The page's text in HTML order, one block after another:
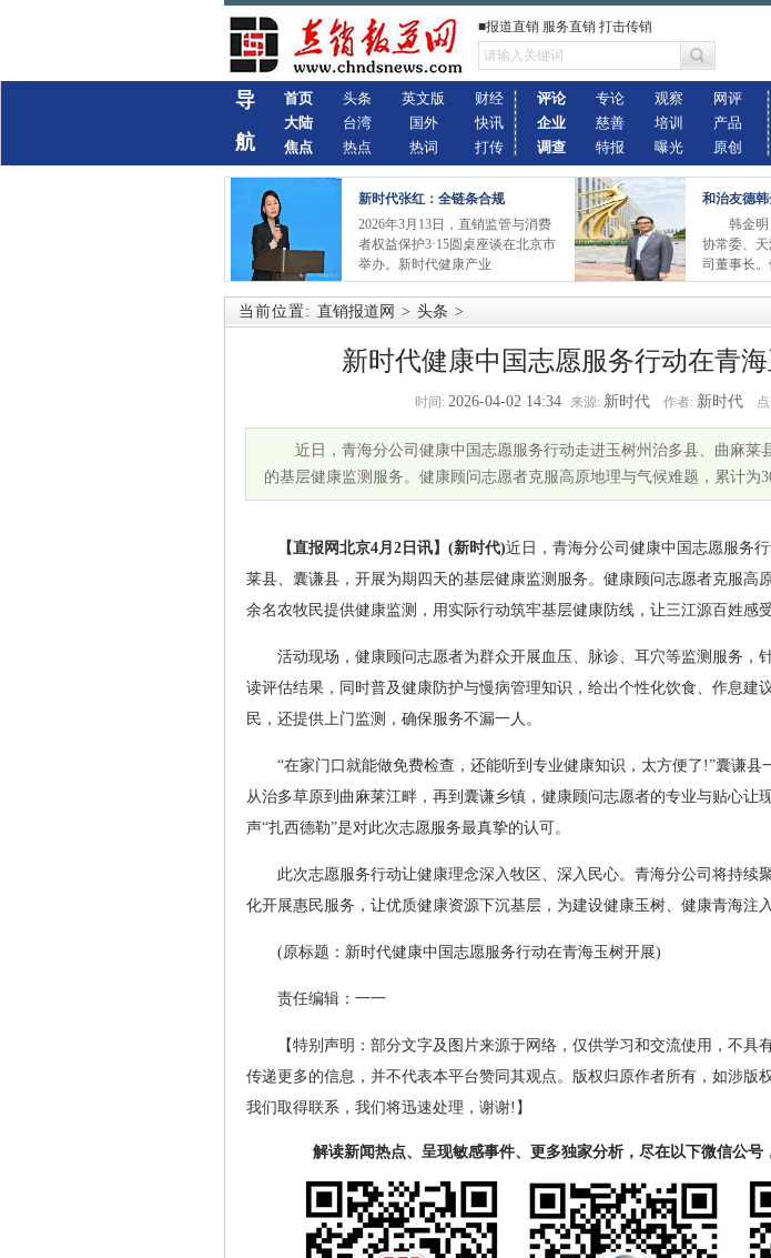
■报道直销 服务直销 打击传销
导
航
首页
大陆
焦点
头条
台湾
热点
英文版
国外
热词
财经
快讯
打传
评论
企业
调查
专论
慈善
特报
观察
培训
曝光
网评
产品
原创
新时代张红：全链条合规
2026年3月13日，直销监管与消费
者权益保护3·15圆桌座谈在北京市
举办。新时代健康产业
和治友德
韩金明
协常委、
司董事长
当前位置: 直销报道网 > 头条 >
新时代健康中国志愿服务行动在青
时间: 2026-04-02 14:34 来源: 新时代 作者: 新时代
近日，青海分公司健康中国志愿服务行动走进玉树州治多县、曲麻莱
的基层健康监测服务。健康顾问志愿者克服高原地理与气候难题，累计为
【直报网北京4月2日讯】(新时代)近日，青海分公司健康中国志愿服务
莱县、囊谦县，开展为期四天的基层健康监测服务。健康顾问志愿者克服高
余名农牧民提供健康监测，用实际行动筑牢基层健康防线，让三江源百姓感
活动现场，健康顾问志愿者为群众开展血压、脉诊、耳穴等监测服务，
读评估结果，同时普及健康防护与慢病管理知识，给出个性化饮食、作息建
民，还提供上门监测，确保服务不漏一人。
“在家门口就能做免费检查，还能听到专业健康知识，太方便了!”囊谦县
从治多草原到曲麻莱江畔，再到囊谦乡镇，健康顾问志愿者的专业与贴心让
声“扎西德勒”是对此次志愿服务最真挚的认可。
此次志愿服务行动让健康理念深入牧区、深入民心。青海分公司将持续
化开展惠民服务，让优质健康资源下沉基层，为建设健康玉树、健康青海注
(原标题：新时代健康中国志愿服务行动在青海玉树开展)
责任编辑：一一
【特别声明：部分文字及图片来源于网络，仅供学习和交流使用，不具
传递更多的信息，并不代表本平台赞同其观点。版权归原作者所有，如涉版
我们取得联系，我们将迅速处理，谢谢!】
解读新闻热点、呈现敏感事件、更多独家分析，尽在以下微信公号